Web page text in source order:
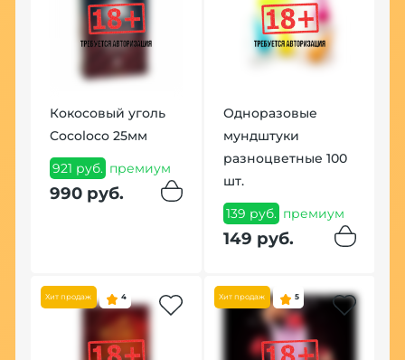
Кокосовый уголь
Cocoloco 25мм
921 руб. премиум
990 руб.
Одноразовые
мундштуки
разноцветные 100
шт.
139 руб. премиум
149 руб.
Хит продаж 4 Хит продаж 5